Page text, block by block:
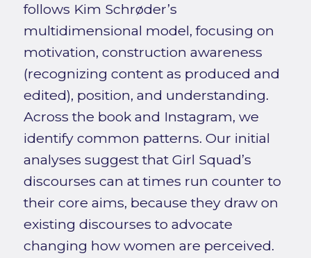
follows Kim Schrøder’s
multidimensional model, focusing on
motivation, construction awareness
(recognizing content as produced and
edited), position, and understanding.
Across the book and Instagram, we
identify common patterns. Our initial
analyses suggest that Girl Squad’s
discourses can at times run counter to
their core aims, because they draw on
existing discourses to advocate
changing how women are perceived.